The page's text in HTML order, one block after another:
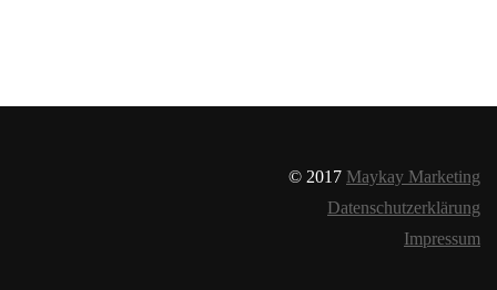
© 2017 Maykay Marketing
Datenschutzerklärung
Impressum